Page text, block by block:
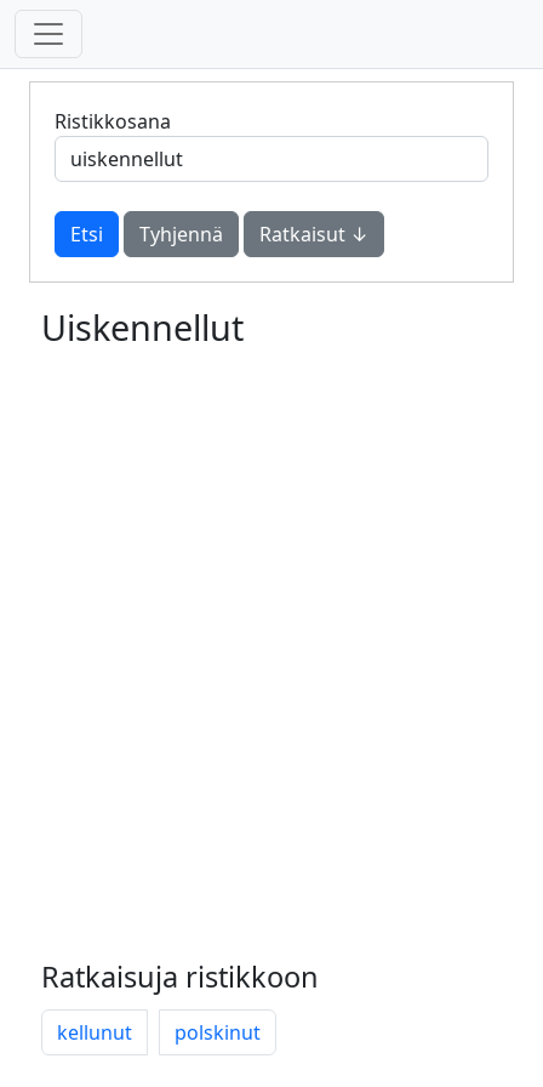
Ristikkosana
Tyhjennä Ratkaisut ↓
Uiskennellut
Ratkaisuja ristikkoon
kellunut polskinut